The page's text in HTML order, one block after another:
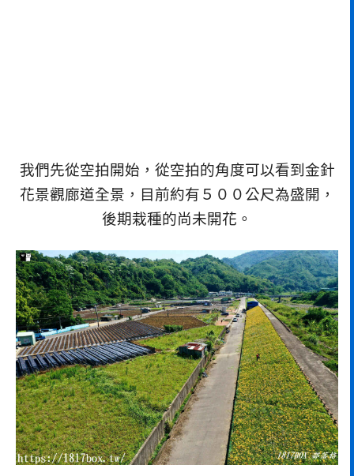
我們先從空拍開始，從空拍的角度可以看到金針
花景觀廊道全景，目前約有５００公尺為盛開，
後期栽種的尚未開花。